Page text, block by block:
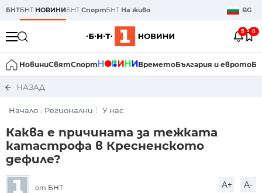
БНТБНТ НОВИНИБНТСпортБНТ На живо BG
5 0
НовиниСвятСпорт ВреметоБългария и еврото
НАЗАД
Начало Регионални У нас
Каква е причината за тежката
катастрофа в Кресненското
дефиле?
от БНТ A+ A-